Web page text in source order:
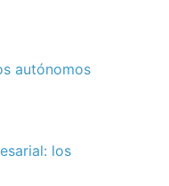
autónomos
los